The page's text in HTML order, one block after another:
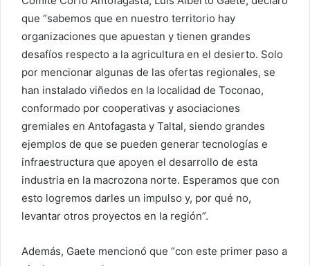
que “sabemos que en nuestro territorio hay
organizaciones que apuestan y tienen grandes
desafíos respecto a la agricultura en el desierto. Solo
por mencionar algunas de las ofertas regionales, se
han instalado viñedos en la localidad de Toconao,
conformado por cooperativas y asociaciones
gremiales en Antofagasta y Taltal, siendo grandes
ejemplos de que se pueden generar tecnologías e
infraestructura que apoyen el desarrollo de esta
industria en la macrozona norte. Esperamos que con
esto logremos darles un impulso y, por qué no,
levantar otros proyectos en la región”.
Además, Gaete mencionó que “con este primer paso a